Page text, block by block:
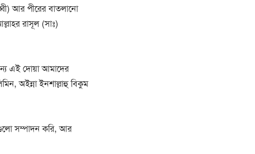
আর পীরের বাতলানো
রাসূল (সাঃ)
এই দোয়া আমাদের
অইন্না ইনশাল্লাহু বিকুম
সম্পাদন করি, আর